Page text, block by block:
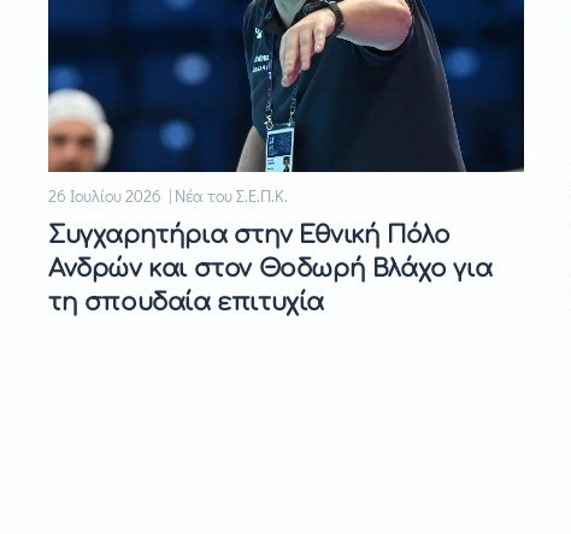
26 Ιουλίου 2026 | Νέα του Σ.Ε.Π.Κ.
Συγχαρητήρια στην Εθνική Πόλο
Ανδρών και στον Θοδωρή Βλάχο για
τη σπουδαία επιτυχία